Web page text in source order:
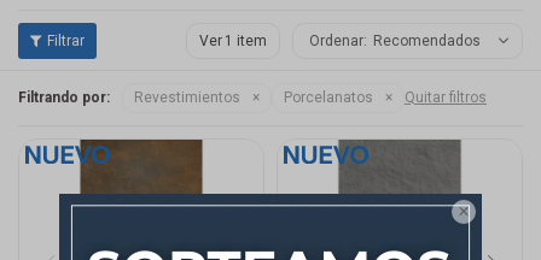

Ver Recomendados
Filtrando por: Revestimientos Porcelanatos Quitar filtros